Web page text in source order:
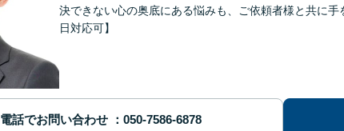
決できない心の奥底にある悩みも、ご依頼者様と共に
日対応可】
電話でお問い合わせ